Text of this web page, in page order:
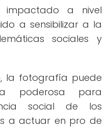
impactado a nivel
a sensibilizar a la
sociales y
la fotografía puede
poderosa para
social de los
a actuar en pro de